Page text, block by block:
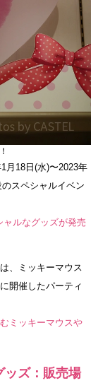
月18日(水)〜2023年
スペシャルイベン
ャルなグッズが発売
、ミッキーマウス
開催したパーティ
ミッキーマウスや
ッズ：販売場